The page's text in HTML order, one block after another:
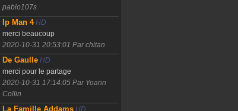
pablo107s
Ip Man 4HD
merci beaucoup
2020-10-31 20:53:01 Par chitan
De GaulleHD
merci pour le partage
2020-10-31 17:14:05 Par Yoann
Collin
La Famille Addams